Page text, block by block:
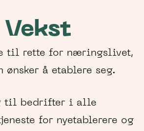
til rette for næringslivet,
å etablere seg.
til bedrifter i alle
for nyetablerere og